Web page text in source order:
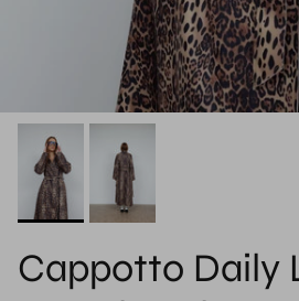
Cappotto Daily